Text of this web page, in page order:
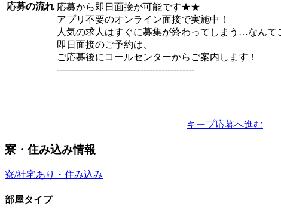
応募の流れ 応募から即日面接が可能です★★
アプリ不要のオンライン面接で実施中！
人気の求人はすぐに募集が終わってしまう…なんて
即日面接のご予約は、
ご応募後にコールセンターからご案内します！
----------------------------------------------
キープ応募へ進む
寮・住み込み情報
寮/社宅あり・住み込み
部屋タイプ